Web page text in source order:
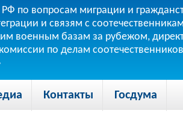
по вопросам миграции и
и связям с
военным базам за рубежом,
по делам
Контакты Госдума